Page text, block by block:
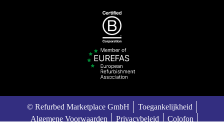
© Refurbed Marketplace GmbH
Toegankelijkheid
Algemene Voorwaarden
Privacybeleid
Colofon